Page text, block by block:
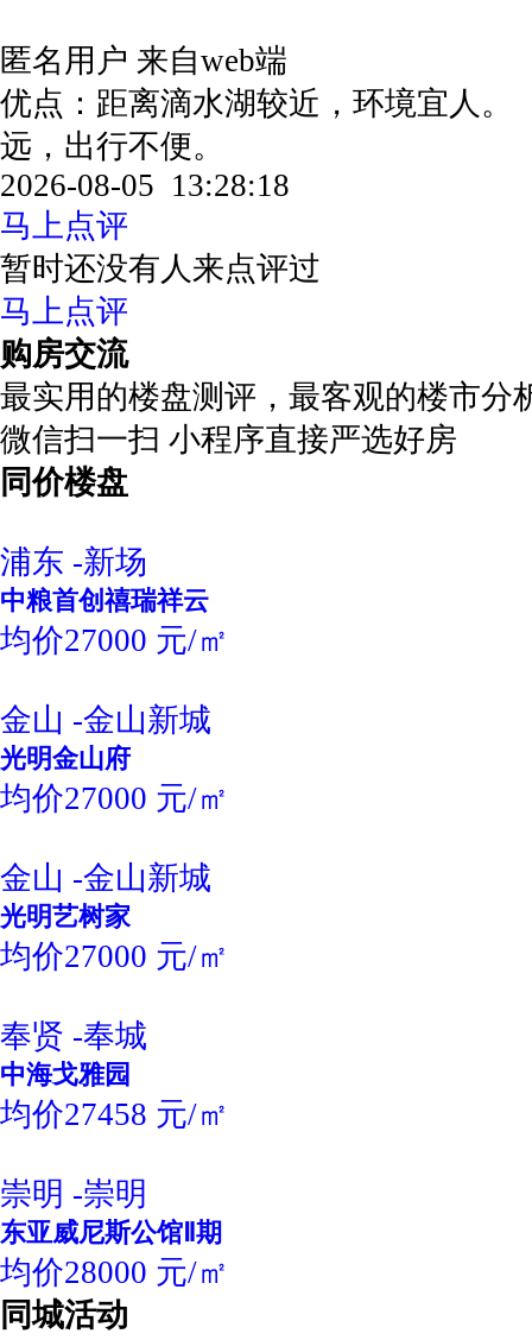
匿名用户 来自web端
优点：距离滴水湖较近，环境宜人
远，出行不便。
2026-08-05 13:28:18
马上点评
暂时还没有人来点评过
马上点评
购房交流
最实用的楼盘测评，最客观的楼市分
微信扫一扫 小程序直接严选好房
同价楼盘
浦东 -新场
中粮首创禧瑞祥云
均价27000 元/㎡
金山 -金山新城
光明金山府
均价27000 元/㎡
金山 -金山新城
光明艺树家
均价27000 元/㎡
奉贤 -奉城
中海戈雅园
均价27458 元/㎡
崇明 -崇明
东亚威尼斯公馆Ⅱ期
均价28000 元/㎡
同城活动